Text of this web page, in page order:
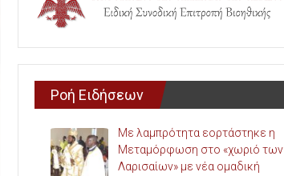
Ροή Ειδήσεων
Με λαμπρότητα εορτάστηκε η
Μεταμόρφωση στο «χωριό των
Λαρισαίων» με νέα ομαδική